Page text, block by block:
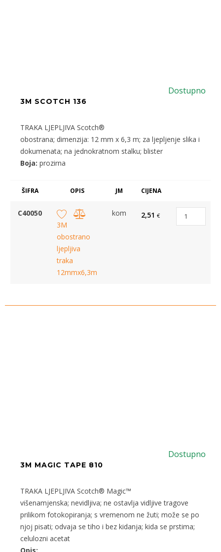
Dostupno
3M SCOTCH 136
TRAKA LJEPLJIVA Scotch®
obostrana; dimenzija: 12 mm x 6,3 m; za ljepljenje slika i
dokumenata; na jednokratnom stalku; blister
Boja: prozirna
ŠIFRA OPIS JM CIJENA
C40050
3M
obostrano
ljepljiva
traka
12mmx6,3m
kom 2,51 €
Dostupno
3M MAGIC TAPE 810
TRAKA LJEPLJIVA Scotch® Magic™
višenamjenska; nevidljiva; ne ostavlja vidljive tragove
prilikom fotokopiranja; s vremenom ne žuti; može se po
njoj pisati; odvaja se tiho i bez kidanja; kida se prstima;
celulozni acetat